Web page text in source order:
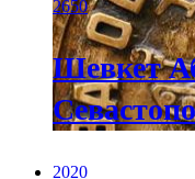
2650
Шевкет
2020